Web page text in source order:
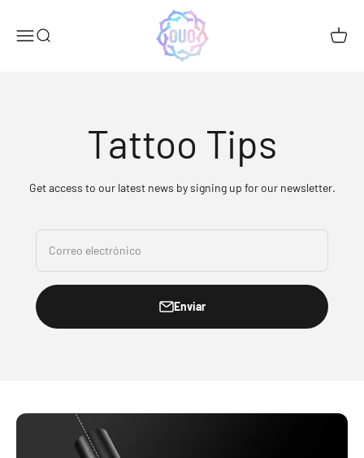
MenúBuscar
OUO MX
Carrito
Tattoo Tips
Get access to our latest news by signing up for our newsletter.
Correo electrónico
Enviar